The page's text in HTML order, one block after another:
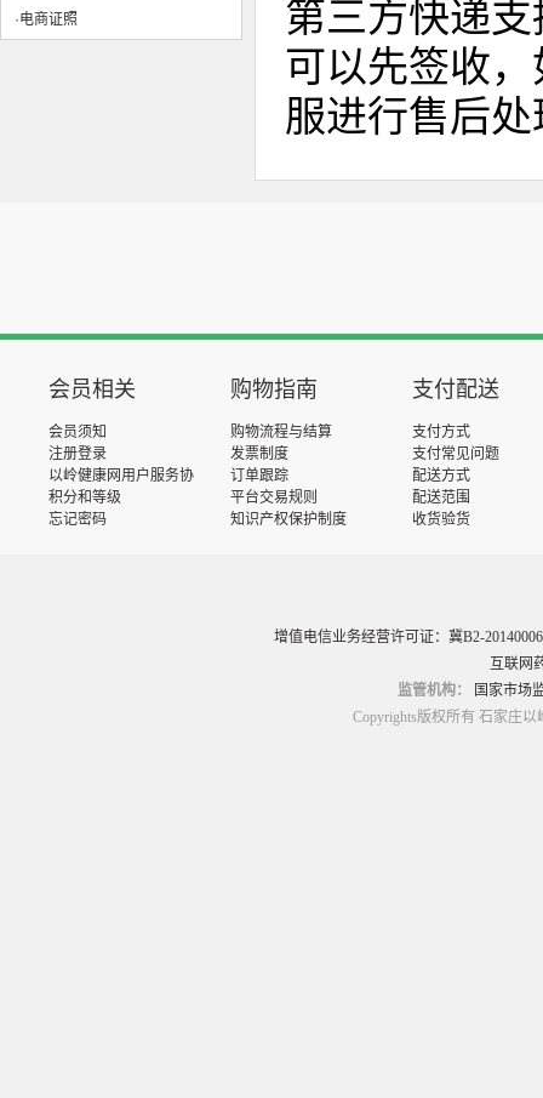
·电商证照
第三方快递
可以先签收
服进行售后处
会员相关
会员须知
注册登录
以岭健康网用户服务协
议
积分和等级
忘记密码
购物指南
购物流程与结算
发票制度
订单跟踪
平台交易规则
知识产权保护制度
支付配送
支付方式
支付常见问题
配送方式
配送范围
收货验货
增值电信业务经营许可证：冀B2-20140006
互联网
监管机构：
国家市场
Copyrights版权所有 石家庄